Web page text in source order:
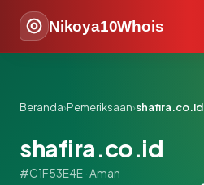
Nikoya10Whois
Beranda›Pemeriksaan›shafira.co.id
shafira.co.id
#C1F53E4E · Aman